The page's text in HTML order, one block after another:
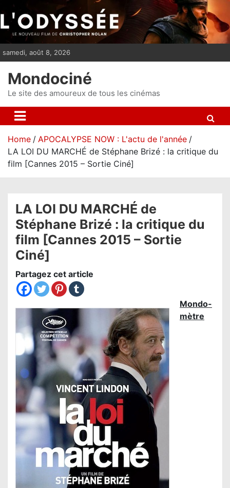
i
p
n
samedi, août 8, 2026
Mondociné
Le site des amoureux de tous les cinémas
Home
APOCALYPSE NOW : L'actu de l'année
LA LOI DU MARCHÉ de Stéphane Brizé : la critique du
film [Cannes 2015 – Sortie Ciné]
LA LOI DU MARCHÉ de
Stéphane Brizé : la critique du
film [Cannes 2015 – Sortie
Ciné]
Partagez cet article
Mondo-
mètre